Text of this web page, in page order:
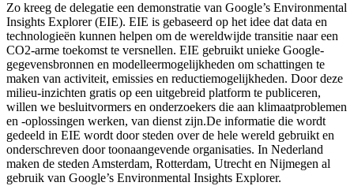
Zo kreeg de delegatie een demonstratie van Google’s Environmental
Insights Explorer (EIE). EIE is gebaseerd op het idee dat data en
technologieën kunnen helpen om de wereldwijde transitie naar een
CO2-arme toekomst te versnellen. EIE gebruikt unieke Google-
gegevensbronnen en modelleermogelijkheden om schattingen te
maken van activiteit, emissies en reductiemogelijkheden. Door deze
milieu-inzichten gratis op een uitgebreid platform te publiceren,
willen we besluitvormers en onderzoekers die aan klimaatproblemen
en -oplossingen werken, van dienst zijn.De informatie die wordt
gedeeld in EIE wordt door steden over de hele wereld gebruikt en
onderschreven door toonaangevende organisaties. In Nederland
maken de steden Amsterdam, Rotterdam, Utrecht en Nijmegen al
gebruik van Google’s Environmental Insights Explorer.